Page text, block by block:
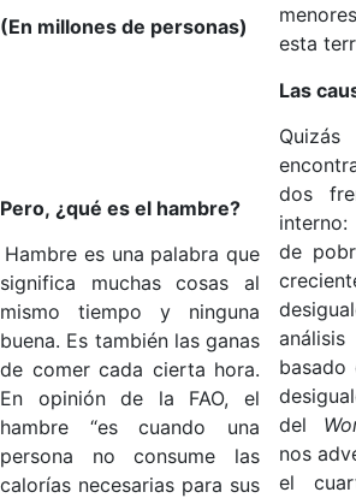
(En millones de personas)
Pero, ¿qué es el hambre?
Hambre es una palabra que
significa muchas cosas al
mismo tiempo y ninguna
buena. Es también las ganas
de comer cada cierta hora.
En opinión de la FAO, el
hambre “es cuando una
persona no consume las
calorías necesarias para sus
esta
Las
dos
de
basado
del
nos
el